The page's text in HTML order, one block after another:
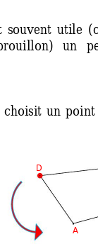
souvent utile
un
choisit un point
A
D